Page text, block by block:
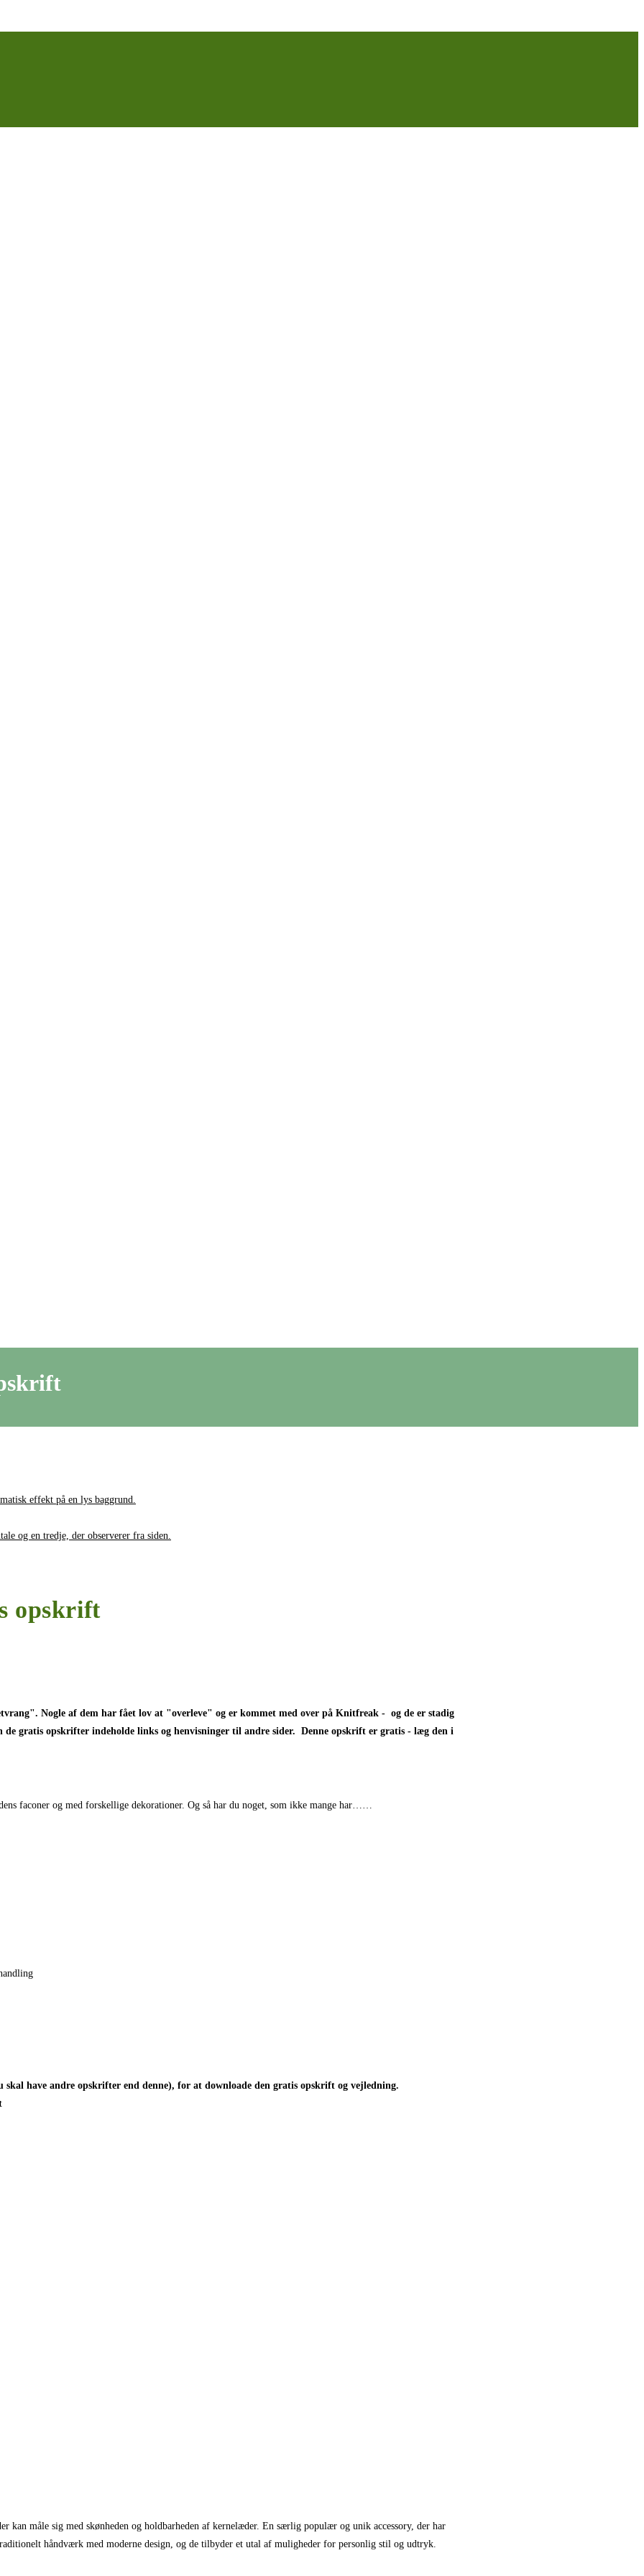
opskrift
Nogle af dem har fået lov at "overleve" og er kommet med over på Knitfreak - og de er stadig
gratis opskrifter indeholde links og henvisninger til andre sider. Denne opskrift er gratis - læg den i
faconer og med forskellige dekorationer. Og så har du noget, som ikke mange har……
have andre opskrifter end denne), for at downloade den gratis opskrift og vejledning.
kan måle sig med skønheden og holdbarheden af kernelæder. En særlig populær og unik accessory, der har
håndværk med moderne design, og de tilbyder et utal af muligheder for personlig stil og udtryk.